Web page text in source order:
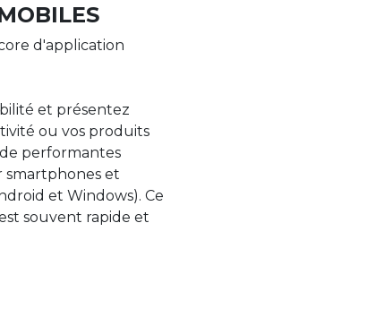
d'application
et présentez
ou vos produits
performantes
smartphones et
et Windows). Ce
souvent rapide et